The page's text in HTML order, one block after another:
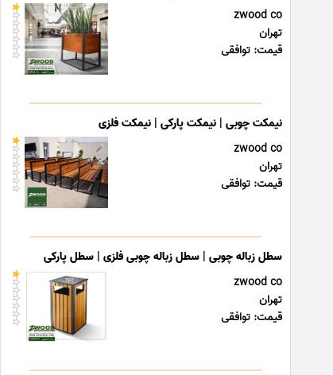
zwood co
تهران
قیمت: توافقی
نیمکت چوبی | نیمکت پارکی | نیمکت فلزی
zwood co
تهران
قیمت: توافقی
سطل زباله چوبی | سطل زباله چوبی فلزی | سطل پارکی
zwood co
تهران
قیمت: توافقی